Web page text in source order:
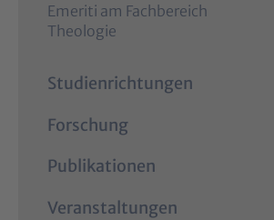
Emeriti am Fachbereich
Theologie
Studienrichtungen
Forschung
Publikationen
Veranstaltungen